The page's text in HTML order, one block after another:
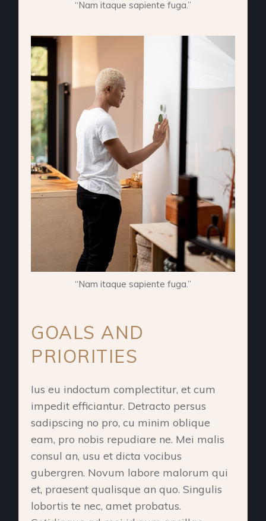
“Nam itaque sapiente fuga.”
“Nam itaque sapiente fuga.”
GOALS AND
PRIORITIES
Ius eu indoctum complectitur, et cum
impedit efficiantur. Detracto persus
sadipscing no pro, cu minim oblique
eam, pro nobis repudiare ne. Mei malis
consul an, usu et dicta vocibus
gubergren. Novum labore malorum qui
et, praesent qualisque an quo. Singulis
lobortis te nec, amet probatus.